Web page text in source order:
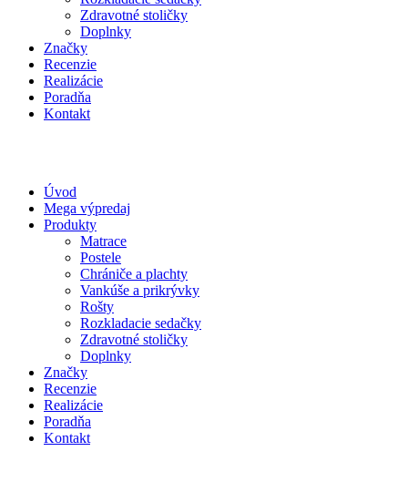
Zdravotné stoličky
Doplnky
Značky
Recenzie
Realizácie
Poradňa
Kontakt
Úvod
Mega výpredaj
Produkty
Matrace
Postele
Chrániče a plachty
Vankúše a prikrývky
Rošty
Rozkladacie sedačky
Zdravotné stoličky
Doplnky
Značky
Recenzie
Realizácie
Poradňa
Kontakt